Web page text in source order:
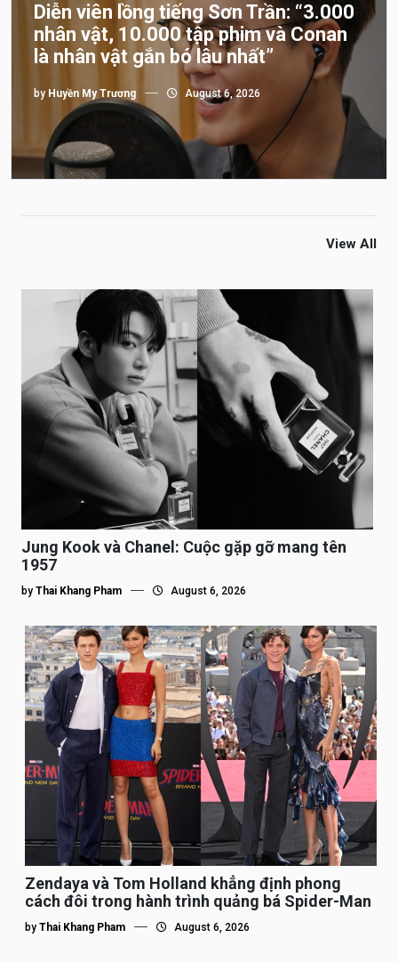
Diễn viên lồng tiếng Sơn Trần: “3.000
nhân vật, 10.000 tập phim và Conan
là nhân vật gắn bó lâu nhất”
by Huyền My Trương August 6, 2026
View All
Jung Kook và Chanel: Cuộc gặp gỡ mang tên
1957
by Thai Khang Pham August 6, 2026
Zendaya và Tom Holland khẳng định phong
cách đôi trong hành trình quảng bá Spider-Man
by Thai Khang Pham August 6, 2026